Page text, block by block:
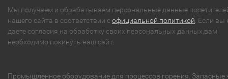
Мы получаем и обрабатываем персональные данные
нашего сайта в соответствии софициальной политикой . Если вы
даете согласия на обработку своих персональных данных,вам
необходимо покинуть наш сайт.
Промышленное оборудование для процессов горения. Запасные